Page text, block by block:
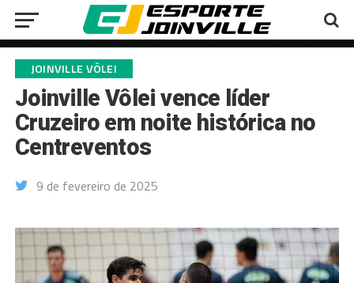
JOINVILLE VÔLEI
Joinville Vôlei vence líder
Cruzeiro em noite histórica no
Centreventos
9 de fevereiro de 2025